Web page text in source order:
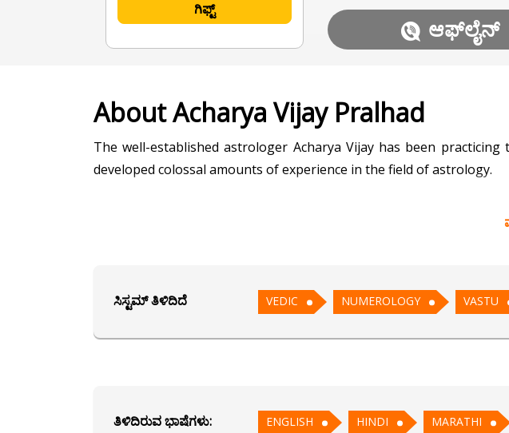
ಗಿಫ್ಟ್
ಆಫ್‌ಲೈನ್
About Acharya Vijay Pralhad
The well-established astrologer Acharya Vijay has been
developed colossal amounts of experience in the field of astrology.
Acharya Vijay is well-versed in one of the most important sub-
profession and provides excellent consultations in the areas of
gracious path. So, if you have any queries or any sort of problem,
Vastu Praveen from Shivkripa Vastushastra Abhyaskendra
ಸಿಸ್ಟಮ್ ತಿಳಿದಿದೆ VEDIC NUMEROLOGY VASTU
ತಿಳಿದಿರುವ ಭಾಷೆಗಳು: ENGLISH HINDI MARATHI